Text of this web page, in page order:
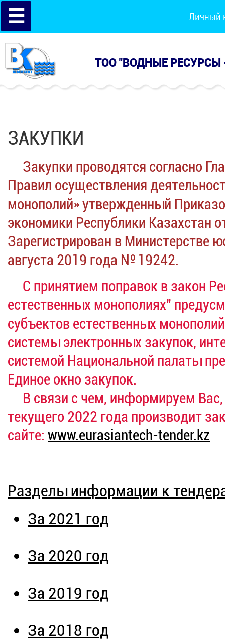
☰ Личный
ТОО "ВОДНЫЕ РЕСУРСЫ
ЗАКУПКИ
Закупки проводятся согласно
Правил осуществления
монополий» утвержденный
экономики Республики Казахстан
Зарегистрирован в Министерстве
августа 2019 года № 19242.
С принятием поправок в закон
естественных монополиях"
субъектов естественных
системы электронных закупок,
системой Национальной палаты
Единое окно закупок.
В связи с чем, информируем Вас,
текущего 2022 года производит
сайте:www.eurasiantech-tender.kz
Разделы информации к
За 2021 год
За 2020 год
За 2019 год
За 2018 год